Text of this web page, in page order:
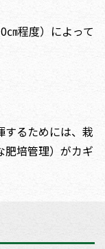
㎝程度）によって
するためには、栽
肥培管理）がカギ